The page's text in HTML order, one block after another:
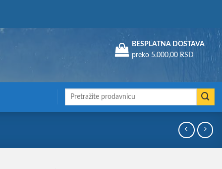
BESPLATNA DOSTAVA
preko 5.000,00 RSD
Претрага